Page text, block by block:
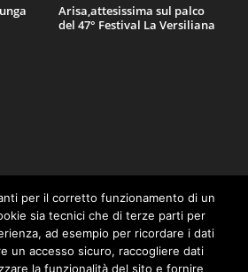
Arisa,attesissima sul palco
del 47° Festival La Versiliana
per il corretto funzionamento di un
sia tecnici che di terze parti per
ad esempio per ricordare i dati
un accesso sicuro, raccogliere dati
la funzionalità del sito e fornire